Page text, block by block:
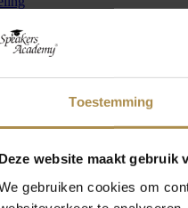
Toestemming
Deze website maakt gebruik
gebruiken cookies om